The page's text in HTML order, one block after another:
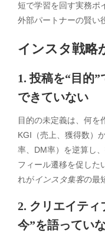
短で学習を回す実務ポ
外部パートナーの賢い
インスタ戦略
1. 投稿を“目的
できていない
目的の未定義は、何を
KGI（売上、獲得数）
率、DM率）を逆算し
フィール遷移を促した
れがインスタ集客の最
2. クリエイティ
今”を語ってい